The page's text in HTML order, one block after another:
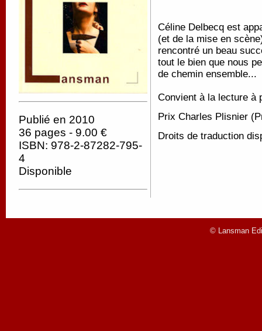
Publié en 2010
36 pages - 9.00 €
ISBN: 978-2-87282-795-
4
Disponible
Céline Delbecq est
(et de la mise en
rencontré un beau
tout le bien que nous
de chemin ensemble...
Convient à la lecture à
Prix Charles Plisnier
Droits de traduction
© Lansman